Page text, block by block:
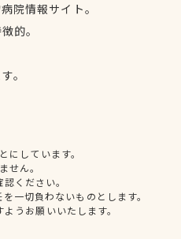
院情報サイト。
的。
。
しています。
せん。
ください。
一切負わないものとします。
うお願いいたします。